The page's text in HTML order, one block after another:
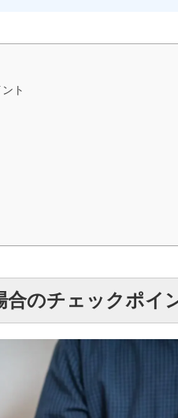
ト
のチェックポイ